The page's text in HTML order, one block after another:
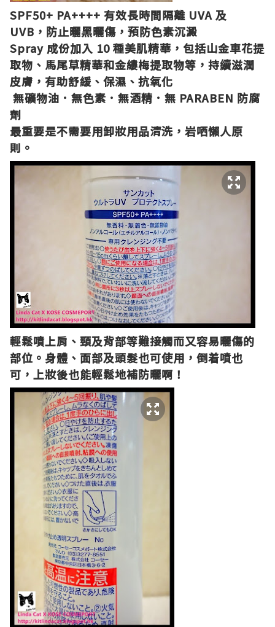
SPF50+ PA++++ 有效長時間隔離 UVA 及
UVB，防止曬黑曬傷，預防色素沉澱
Spray 成份加入 10 種美肌精華，包括山金車花提
取物、馬尾草精華和金縷梅提取物等，持續滋潤
皮膚，有助舒緩、保濕、抗氧化
無礦物油．無色素．無酒精．無 PARABEN 防腐
劑
最重要是不需要用卸妝用品清洗，岩哂懶人原
則。
輕鬆噴上肩、頸及背部等難接觸而又容易曬傷的
部位。身體、面部及頭髮也可使用，倒着噴也
可，上妝後也能輕鬆地補防曬啊！